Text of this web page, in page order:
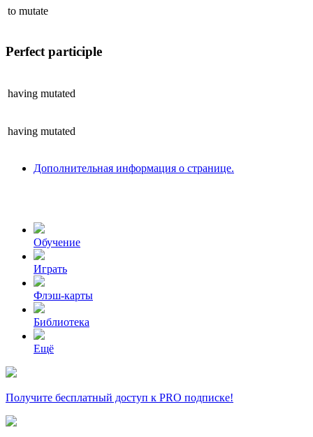
to mutate
Perfect participle
having mutated
having mutated
Дополнительная информация о странице.
Обучение
Играть
Флэш-карты
Библиотека
Ещё
Получите бесплатный доступ к PRO подписке!